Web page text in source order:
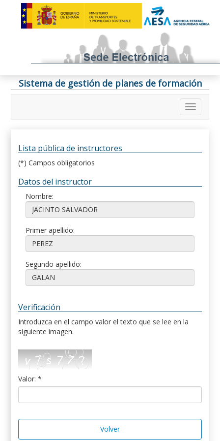
Sistema de gestión de planes de formación
Lista pública de instructores
(*) Campos obligatorios
Datos del instructor
Nombre:
Primer apellido:
Segundo apellido:
Verificación
Introduzca en el campo valor el texto que se lee en la
siguiente imagen.
Valor: *
Volver